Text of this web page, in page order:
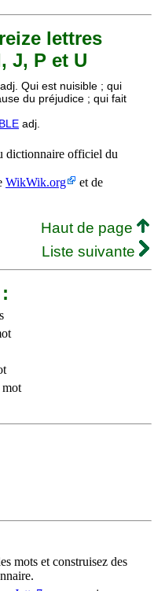
lettres
J, P et U
adj. Qui est nuisible ; qui
du préjudice ; qui fait
adj.
dictionnaire officiel du
WikWik.org
et de
Haut de page
Liste suivante
mot
mots et construisez des